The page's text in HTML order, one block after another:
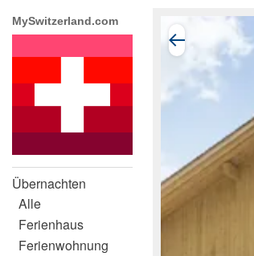
MySwitzerland.com
Übernachten
Alle
Ferienhaus
Ferienwohnung